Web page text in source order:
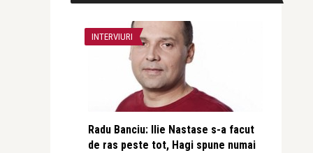
INTERVIURI
Radu Banciu: Ilie Nastase s-a facut
de ras peste tot, Hagi spune numai